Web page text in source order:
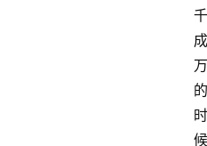
千
成
万
的
时
候